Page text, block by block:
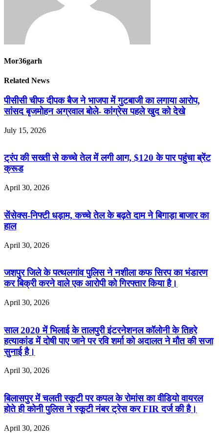
Mor36garh
Related News
पीसीसी चीफ दीपक बैज ने भाजपा में गुटबाजी का लगाया आरोप,
सांसद बृजमोहन अग्रवाल बोले- कांग्रेस पहले खुद को देखे
July 15, 2026
ट्रंप की सख्ती से कच्चे तेल में लगी आग, $120 के पार पहुंचा ब्रेंट
क्रूड
April 30, 2026
सेंसेक्स-निफ्टी धड़ाम, कच्चे तेल के बढ़ते दाम ने बिगाड़ा बाजार का
हाल
April 30, 2026
जशपुर जिले के पत्थलगांव पुलिस ने नशीला कफ सिरप का भंडारण
कर बिक्री करने वाले एक आरोपी को गिरफ्तार किया है।
April 30, 2026
साल 2020 में भिलाई के तालपुरी इंटरनेशनल कॉलोनी के तिहरे
हत्याकांड में दोषी पाए जाने पर रवि शर्मा को अदालत ने मौत की सजा
सुनाई है।
April 30, 2026
बिलासपुर में चलती स्कूटी पर कपल के रोमांस का वीडियो वायरल
होते ही कोनी पुलिस ने स्कूटी नंबर ट्रेस कर FIR दर्ज की है।
April 30, 2026